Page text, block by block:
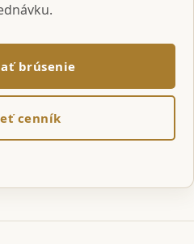
brúsenie
cenník